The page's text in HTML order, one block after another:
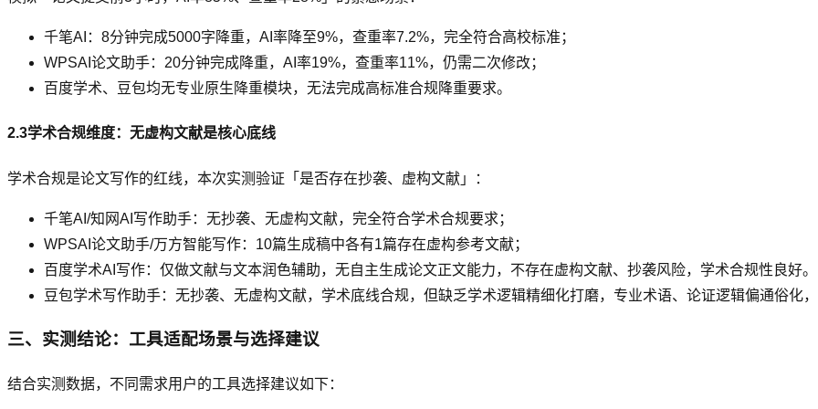
千笔AI：8分钟完成5000字降重，AI率降至9%，查重率7.2%，完全符合高校标准；
WPSAI论文助手：20分钟完成降重，AI率19%，查重率11%，仍需二次修改；
百度学术、豆包均无专业原生降重模块，无法完成高标准合规降重要求。
2.3学术合规维度：无虚构文献是核心底线
学术合规是论文写作的红线，本次实测验证「是否存在抄袭、虚构文献」：
千笔AI/知网AI写作助手：无抄袭、无虚构文献，完全符合学术合规要求；
WPSAI论文助手/万方智能写作：10篇生成稿中各有1篇存在虚构参考文献；
百度学术AI写作：仅做文献与文本润色辅助，无自主生成论文正文能力，不存在虚构文献、抄袭风险，学术合规性良好。
豆包学术写作助手：无抄袭、无虚构文献，学术底线合规，但缺乏学术逻辑精细化打磨，专业术语、论证逻辑偏通俗化
三、实测结论：工具适配场景与选择建议
结合实测数据，不同需求用户的工具选择建议如下：